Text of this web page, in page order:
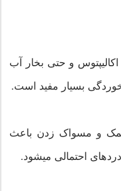
اکالیپتوس و حتی بخار آب
بسیار مفید است.
و مسواک زدن باعث
احتمالی میشود.